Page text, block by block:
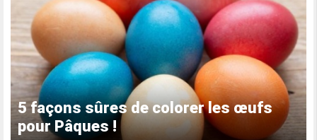
5 façons sûres de colorer les œufs
pour Pâques !